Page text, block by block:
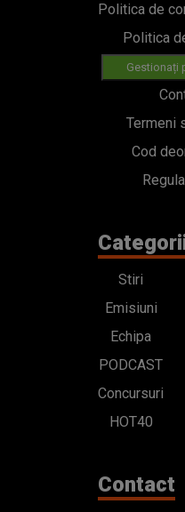
Politica de
Politica
Gestionați
Termeni
Cod
Stiri
Emisiuni
Echipa
PODCAST
Concursuri
HOT40
Contact